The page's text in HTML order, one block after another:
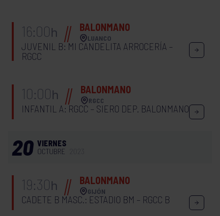
16:00h BALONMANO
LUANCO
JUVENIL B: MI CANDELITA ARROCERÍA –
RGCC
10:00h BALONMANO
RGCC
INFANTIL A: RGCC – SIERO DEP. BALONMANO
20 VIERNES
OCTUBRE
19:30h BALONMANO
GIJÓN
CADETE B MASC.: ESTADIO BM – RGCC B